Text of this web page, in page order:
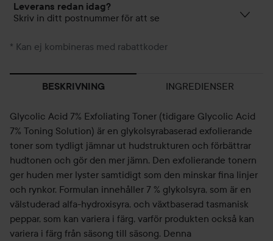
Leverans redan idag?
Skriv in ditt postnummer för att se
* Kan ej kombineras med rabattkoder
BESKRIVNING INGREDIENSER
Glycolic Acid 7% Exfoliating Toner (tidigare Glycolic Acid
7% Toning Solution) är en glykolsyrabaserad exfolierande
toner som tydligt jämnar ut hudstrukturen och förbättrar
hudtonen och gör den mer jämn. Den exfolierande tonern
ger huden mer lyster samtidigt som den minskar fina linjer
och rynkor. Formulan innehåller 7 % glykolsyra, som är en
välstuderad alfa-hydroxisyra, och växtbaserad tasmanisk
peppar, som kan variera i färg, varför produkten också kan
variera i färg från säsong till säsong. Denna